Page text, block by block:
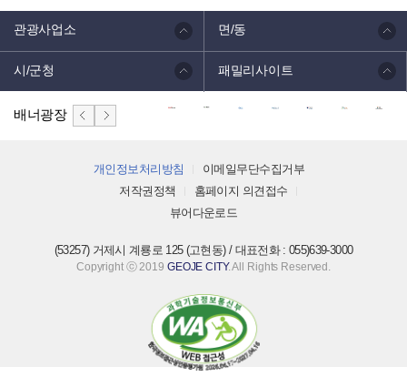
관광사업소 면/동
시/군청 패밀리사이트
배너광장
개인정보처리방침
이메일무단수집거부
저작권정책
홈페이지 의견접수
뷰어다운로드
(53257) 거제시 계룡로 125 (고현동) / 대표전화 : 055)639-3000
Copyright ⓒ 2019 GEOJE CITY. All Rights Reserved.